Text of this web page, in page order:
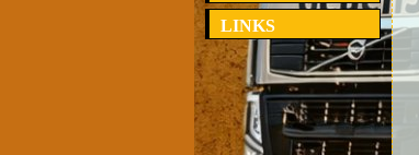
LINKS